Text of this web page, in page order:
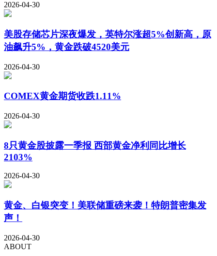
2026-04-30
美股存储芯片深夜爆发，英特尔涨超5%创新高，原
油飙升5%，黄金跌破4520美元
2026-04-30
COMEX黄金期货收跌1.11%
2026-04-30
8只黄金股披露一季报 西部黄金净利同比增长
2103%
2026-04-30
黄金、白银突变！美联储重磅来袭！特朗普密集发
声！
2026-04-30
ABOUT